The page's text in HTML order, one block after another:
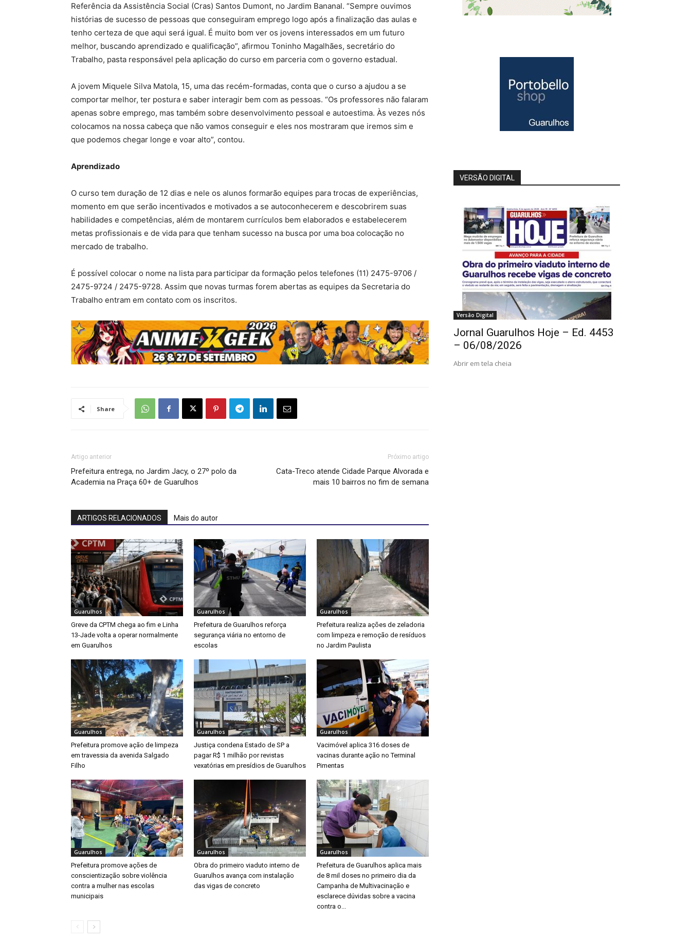
Referência da Assistência Social (Cras) Santos Dumont, no Jardim Bananal. “Sempre ouvimos
histórias de sucesso de pessoas que conseguiram emprego logo após a finalização das aulas e
tenho certeza de que aqui será igual. É muito bom ver os jovens interessados em um futuro
melhor, buscando aprendizado e qualificação”, afirmou Toninho Magalhães, secretário do
Trabalho, pasta responsável pela aplicação do curso em parceria com o governo estadual.
A jovem Miquele Silva Matola, 15, uma das recém-formadas, conta que o curso a ajudou a se
comportar melhor, ter postura e saber interagir bem com as pessoas. “Os professores não falaram
apenas sobre emprego, mas também sobre desenvolvimento pessoal e autoestima. Às vezes nós
colocamos na nossa cabeça que não vamos conseguir e eles nos mostraram que iremos sim e
que podemos chegar longe e voar alto”, contou.
Aprendizado
O curso tem duração de 12 dias e nele os alunos formarão equipes para trocas de experiências,
momento em que serão incentivados e motivados a se autoconhecerem e descobrirem suas
habilidades e competências, além de montarem currículos bem elaborados e estabelecerem
metas profissionais e de vida para que tenham sucesso na busca por uma boa colocação no
mercado de trabalho.
É possível colocar o nome na lista para participar da formação pelos telefones (11) 2475-9706 /
2475-9724 / 2475-9728. Assim que novas turmas forem abertas as equipes da Secretaria do
Trabalho entram em contato com os inscritos.
Share
Artigo anterior
Prefeitura entrega, no Jardim Jacy, o 27º polo da
Academia na Praça 60+ de Guarulhos
Próximo artigo
Cata-Treco atende Cidade Parque Alvorada e
mais 10 bairros no fim de semana
ARTIGOS RELACIONADOS Mais do autor
Guarulhos
Greve da CPTM chega ao fim e Linha
13-Jade volta a operar normalmente
em Guarulhos
Guarulhos
Prefeitura de Guarulhos reforça
segurança viária no entorno de
escolas
Guarulhos
Prefeitura realiza ações de zeladoria
com limpeza e remoção de resíduos
no Jardim Paulista
Guarulhos
Prefeitura promove ação de limpeza
em travessia da avenida Salgado
Filho
Guarulhos
Justiça condena Estado de SP a
pagar R$ 1 milhão por revistas
vexatórias em presídios de Guarulhos
Guarulhos
Vacimóvel aplica 316 doses de
vacinas durante ação no Terminal
Pimentas
Guarulhos
Prefeitura promove ações de
conscientização sobre violência
contra a mulher nas escolas
municipais
Guarulhos
Obra do primeiro viaduto interno de
Guarulhos avança com instalação
das vigas de concreto
Guarulhos
Prefeitura de Guarulhos aplica mais
de 8 mil doses no primeiro dia da
Campanha de Multivacinação e
esclarece dúvidas sobre a vacina
contra o...
VERSÃO DIGITAL
Versão Digital
Jornal Guarulhos Hoje – Ed. 4453
– 06/08/2026
Abrir em tela cheia